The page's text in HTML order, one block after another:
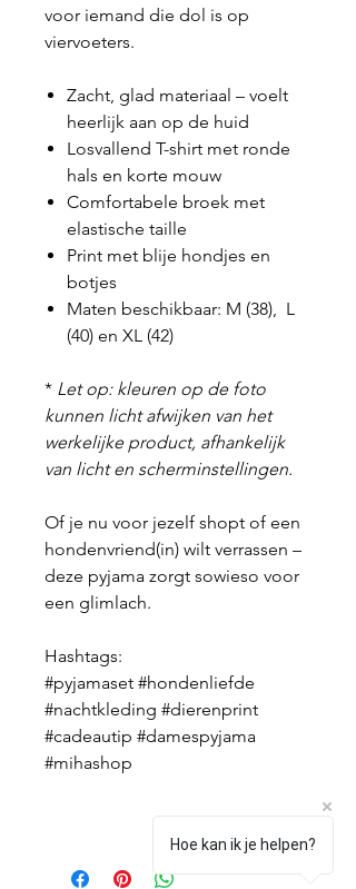
voor iemand die dol is op
viervoeters.
Zacht, glad materiaal – voelt
heerlijk aan op de huid
Losvallend T-shirt met ronde
hals en korte mouw
Comfortabele broek met
elastische taille
Print met blije hondjes en
botjes
Maten beschikbaar: M (38), L
(40) en XL (42)
* Let op: kleuren op de foto
kunnen licht afwijken van het
werkelijke product, afhankelijk
van licht en scherminstellingen.
Of je nu voor jezelf shopt of een
hondenvriend(in) wilt verrassen –
deze pyjama zorgt sowieso voor
een glimlach.
Hashtags:
#pyjamaset #hondenliefde
#nachtkleding #dierenprint
#cadeautip #damespyjama
#mihashop
Hoe kan ik je helpen?